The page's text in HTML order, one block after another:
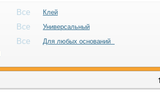
Все Клей
Все Универсальный
Все Для любых оснований